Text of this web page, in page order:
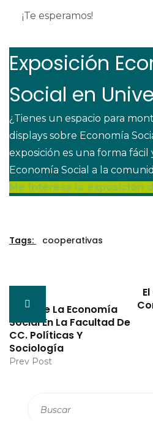
¡Te esperamos!
Exposición
Social en
¿Tienes un espacio para
displays sobre Economía
exposición es una forma fácil
Economía Social a la
Me interesa la exposición
Tags: cooperativas
Feria De La Economía
Social En La Facultad De
CC. Políticas Y
Sociología
Prev Post